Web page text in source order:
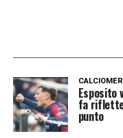
Esposito
fa
punto